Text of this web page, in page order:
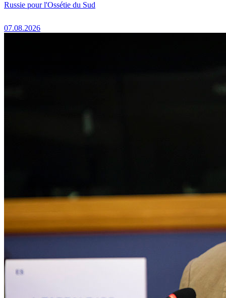
Russie pour l'Ossétie du Sud
07.08.2026